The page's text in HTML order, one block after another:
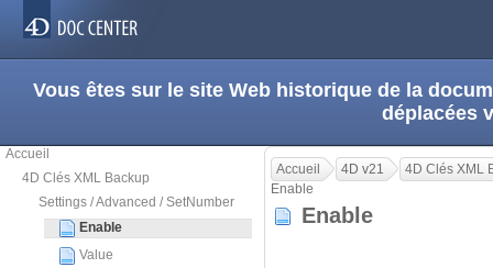
Vous êtes sur le site Web historique de la
déplacées
Accueil
4D Clés XML Backup
Settings / Advanced / SetNumber
Enable
Value
Accueil 4D v21
4D Clés XML
Enable
Enable